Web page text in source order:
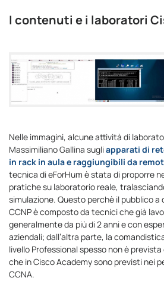
I contenuti e i laboratori
Nelle immagini, alcune attività di
Massimiliano Gallina sugliapparati di
in rack in aulae raggiungibili da
tecnica di eForHum è stata di proporre
pratiche su laboratorio reale,
simulazione. Questo perchè il pubblico a
CCNP è composto da tecnici che già
generalmente da più di 2 anni e con
aziendali; dall’altra parte, la
livello Professional spesso non è
che in Cisco Academy sono previsti nei
CCNA.